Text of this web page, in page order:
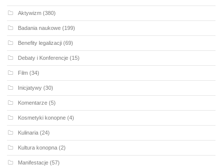
Aktywizm (380)
Badania naukowe (199)
Benefity legalizacji (69)
Debaty i Konferencje (15)
Film (34)
Inicjatywy (30)
Komentarze (5)
Kosmetyki konopne (4)
Kulinaria (24)
Kultura konopna (2)
Manifestacje (57)